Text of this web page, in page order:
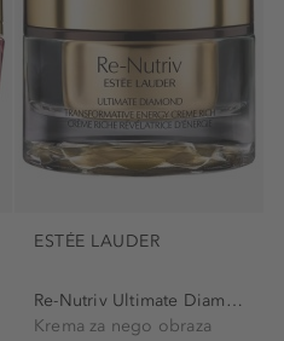
ESTÉE LAUDER
Re-Nutriv Ultimate Diamond...
Krema za nego obraza